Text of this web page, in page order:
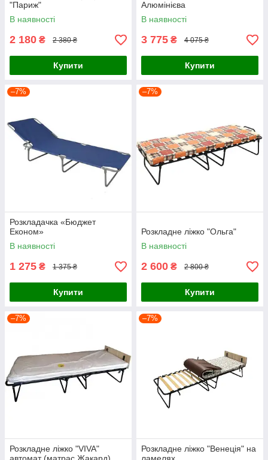
"Париж"
В наявності
2 180 ₴ 2 380 ₴
Купити
Алюмінієва
В наявності
3 775 ₴ 4 075 ₴
Купити
–7%
Розкладачка «Бюджет
Економ»
В наявності
1 275 ₴ 1 375 ₴
Купити
–7%
Розкладне ліжко "Ольга"
В наявності
2 600 ₴ 2 800 ₴
Купити
–7%
Розкладне ліжко "VIVA"
–7%
Розкладне ліжко "Венеція" на